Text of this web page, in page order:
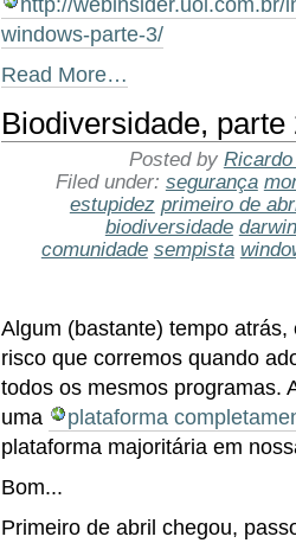
windows-parte-3/
Read More…
Biodiversidade, parte
Posted by
Filed under: segurança
estupidez primeiro de
biodiversidade darwin
comunidade sempista
Algum (bastante) tempo
risco que corremos quando
todos os mesmos programas.
uma
plataforma
plataforma majoritária em
Bom...
Primeiro de abril chegou,